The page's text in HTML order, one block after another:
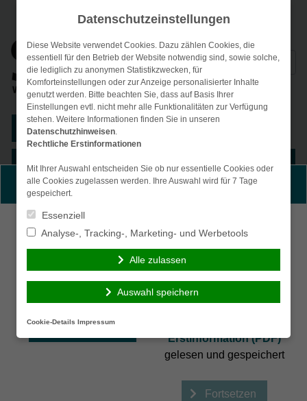
Suchen
nach:
Kunden-Login
Persönliche Beratung gewünscht?
persönliche Beratung
und möchte Kontakt mit
einem Berater
aufnehmen.
Beraten lassen
persönliche Beratung
und möchte mit dem
Besuch der Seite
Erstinformation (PDF)
gelesen und gespeichert
Fortsetzen
Datenschutzeinstellungen
Diese Website verwendet Cookies. Dazu zählen Cookies, die
essentiell für den Betrieb der Website notwendig sind, sowie solche,
die lediglich zu anonymen Statistikzwecken, für
Komforteinstellungen oder zur Anzeige personalisierter Inhalte
genutzt werden. Bitte beachten Sie, dass auf Basis Ihrer
Einstellungen evtl. nicht mehr alle Funktionalitäten zur Verfügung
stehen. Weitere Informationen finden Sie in unseren
Datenschutzhinweisen.
Rechtliche Erstinformationen
Mit Ihrer Auswahl entscheiden Sie ob nur essentielle Cookies oder
alle Cookies zugelassen werden. Ihre Auswahl wird für 7 Tage
gespeichert.
Essenziell
Analyse-, Tracking-, Marketing- und Werbetools
Alle zulassen
Auswahl speichern
Cookie-Details Impressum